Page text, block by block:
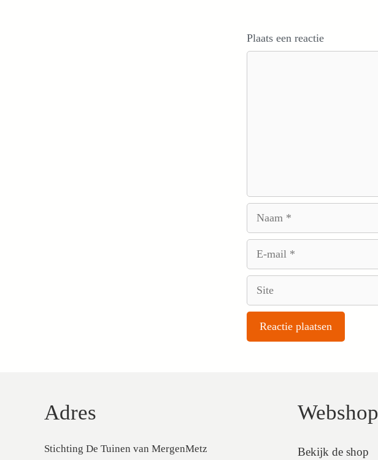
Plaats een reactie
Adres
Stichting De Tuinen van MergenMetz
Webshop
Bekijk de shop